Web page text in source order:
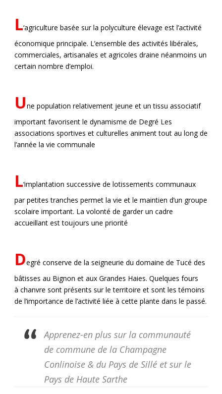
L‘agriculture basée sur la polyculture élevage est l’activité
économique principale. L’ensemble des activités libérales,
commerciales, artisanales et agricoles draine néanmoins un
certain nombre d’emploi.
Une population relativement jeune et un tissu associatif
important favorisent le dynamisme de Degré Les
associations sportives et culturelles animent tout au long de
l’année la vie communale
L‘implantation successive de lotissements communaux
par petites tranches permet la vie et le maintien d’un groupe
scolaire important. La volonté de garder un cadre
accueillant est toujours une priorité
Degré conserve de la seigneurie du domaine de Tucé des
bâtisses au Bignon et aux Grandes Haies. Quelques fours
à chanvre sont présents sur le territoire et sont les témoins
de l’importance de l’activité liée à cette plante dans le passé.
Apprenez-en plus sur la communauté
de commune de la Champagne
Conlinoise & du Pays de Sillé et sur le
Pays de Haute Sarthe